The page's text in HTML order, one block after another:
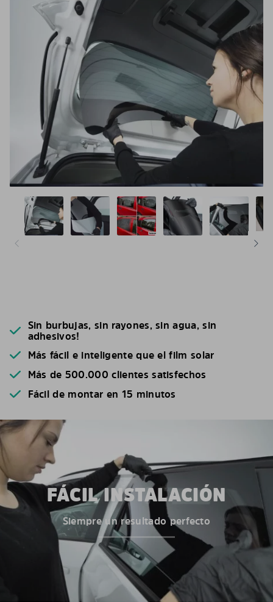
Sin burbujas, sin rayones, sin agua, sin
adhesivos!
Más fácil e inteligente que el film solar
Más de 500.000 clientes satisfechos
Fácil de montar en 15 minutos
FÁCIL INSTALACIÓN
Siempre un resultado perfecto